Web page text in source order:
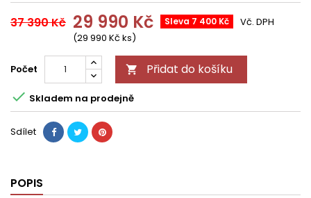
37 390 Kč 29 990 Kč Sleva 7 400 Kč
(29 990 Kč ks)
Vč. DPH
Počet  Přidat do košíku
 Skladem na prodejně
Sdílet
POPIS